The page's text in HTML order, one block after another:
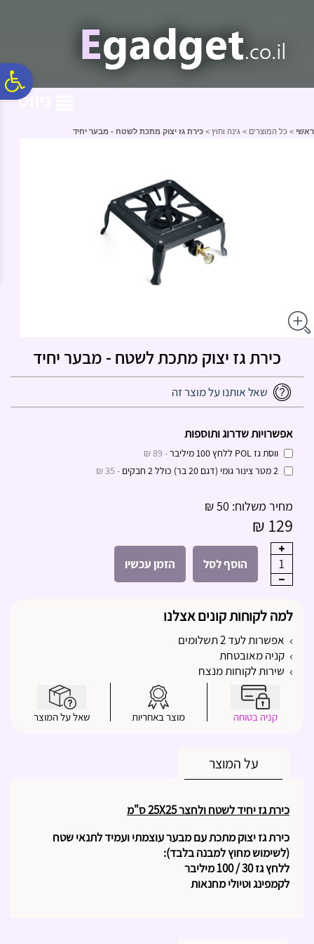
המרכזי
ניווט
ראשי > כל המוצרים > גינה וחוץ > כירת גז יצוק מתכת לשטח - מבער יחיד
כירת גז יצוק מתכת לשטח - מבער יחיד
שאל אותנו על מוצר זה
אפשרויות שדרוג ותוספות
ווסת גז POL ללחץ 100 מיליבר
- 89 ₪
2 מטר צינור גומי (דגם 20 בר) כולל 2 חבקים
- 35 ₪
מחיר משלוח: 50 ₪
129 ₪
1 הוסף לסל הזמן עכשיו
למה לקוחות קונים אצלנו
אפשרות לעד 2 תשלומים
קניה מאובטחת
שירות לקוחות מנצח
קניה בטוחה מוצר באחריות שאל על המוצר
על המוצר
כירת גז יחיד לשטח ולחצר 25X25 ס"מ
כירת גז יצוק מתכת עם מבער עוצמתי ועמיד לתנאי שטח
(לשימוש מחוץ למבנה בלבד):
ללחץ גז 30 / 100 מיליבר
לקמפינג וטיולי מחנאות